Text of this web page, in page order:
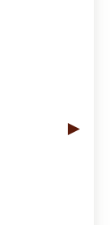
►